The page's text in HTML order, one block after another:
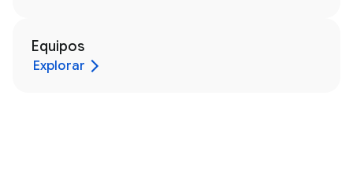
Equipos
Explorar